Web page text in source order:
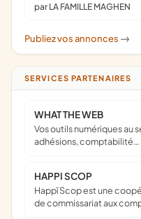
par LA FAMILLE MAGHEN
Publiez vos annonces ->
SERVICES PARTENAIRES
WHAT THE WEB
Vos outils numériques au service de votre mission : site web,
adhésions, comptabilité…
HAPPI SCOP
Happï Scop est une coopérative d’expertise comptable &
de commissariat aux